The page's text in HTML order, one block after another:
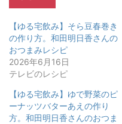
【ゆる宅飲み】そら豆春巻き
の作り方。和田明日香さんの
おつまみレシピ
2026年6月16日
テレビのレシピ
【ゆる宅飲み】ゆで野菜のピ
ーナッツバターあえの作り
方。和田明日香さんのおつま